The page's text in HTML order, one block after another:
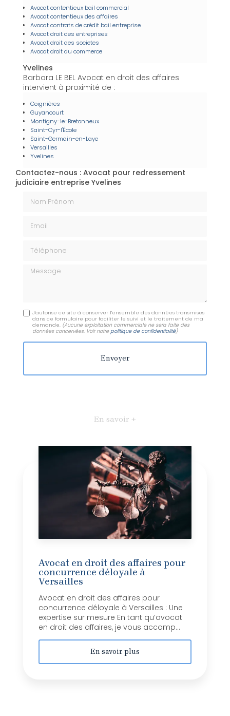
Avocat contentieux bail commercial
Avocat contentieux des affaires
Avocat contrats de crédit bail entreprise
Avocat droit des entreprises
Avocat droit des societes
Avocat droit du commerce
Yvelines
Barbara LE BEL Avocat en droit des affaires
intervient à proximité de :
Coignières
Guyancourt
Montigny-le-Bretonneux
Saint-Cyr-l'École
Saint-Germain-en-Laye
Versailles
Yvelines
Contactez-nous : Avocat pour redressement
judiciaire entreprise Yvelines
Message
J'autorise ce site à conserver l'ensemble des données transmises
dans ce formulaire pour faciliter le suivi et le traitement de ma
demande. (Aucune exploitation commerciale ne sera faite des
données concervées. Voir notrepolitique de confidentialité)
En savoir +
Avocat en droit des affaires pour
concurrence déloyale à
Versailles
Avocat en droit des affaires pour
concurrence déloyale à Versailles : Une
expertise sur mesure En tant qu’avocat
en droit des affaires, je vous accomp...
En savoir plus